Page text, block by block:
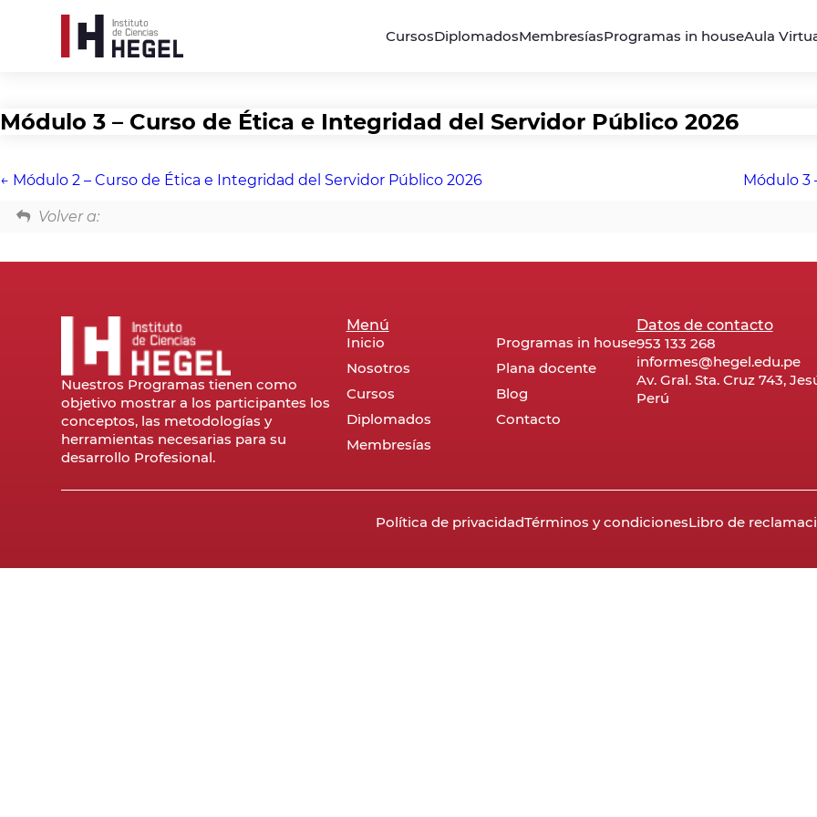
CursosDiplomadosMembresíasProgramas in houseAula
Módulo 3 – Curso de Ética e Integridad del Servidor Público 2026
Módulo 2 – Curso de Ética e Integridad del Servidor Público 2026 Módulo 3
Volver a:
Nuestros Programas tienen como
objetivo mostrar a los participantes los
conceptos, las metodologías y
herramientas necesarias para su
desarrollo Profesional.
Menú
Inicio
Nosotros
Cursos
Diplomados
Membresías
Programas in house
Plana docente
Blog
Contacto
Datos de contacto
953 133 268
informes@hegel.edu.pe
Av. Gral. Sta. Cruz 743,
Perú
Política de privacidadTérminos y condicionesLibro de